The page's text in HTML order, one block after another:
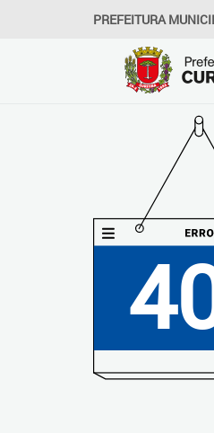
PREFEITURA